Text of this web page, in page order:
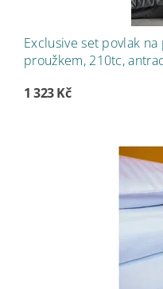
Exclusive set povlak
proužkem, 210tc,
1 323 Kč